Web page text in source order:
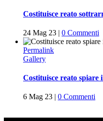
Costituisce reato
24 Mag 23 | 0 Commenti
Permalink
Gallery
Costituisce reato
6 Mag 23 0 Commenti